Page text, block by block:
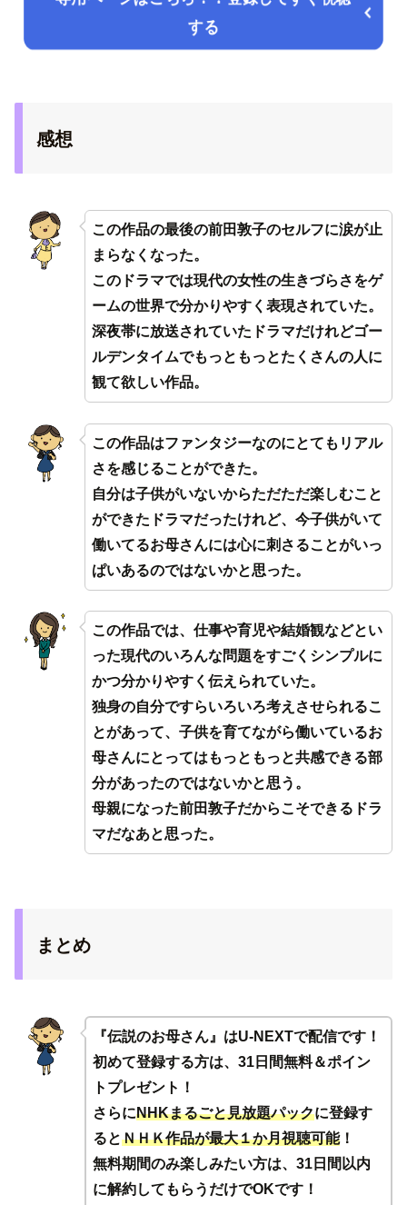
する
感想
この作品の最後の前田敦子のセルフに涙が止
まらなくなった。
このドラマでは現代の女性の生きづらさをゲ
ームの世界で分かりやすく表現されていた。
深夜帯に放送されていたドラマだけれどゴー
ルデンタイムでもっともっとたくさんの人に
観て欲しい作品。
この作品はファンタジーなのにとてもリアル
さを感じることができた。
自分は子供がいないからただただ楽しむこと
ができたドラマだったけれど、今子供がいて
働いてるお母さんには心に刺さることがいっ
ぱいあるのではないかと思った。
この作品では、仕事や育児や結婚観などとい
った現代のいろんな問題をすごくシンプルに
かつ分かりやすく伝えられていた。
独身の自分ですらいろいろ考えさせられるこ
とがあって、子供を育てながら働いているお
母さんにとってはもっともっと共感できる部
分があったのではないかと思う。
母親になった前田敦子だからこそできるドラ
マだなあと思った。
まとめ
『伝説のお母さん』はU-NEXTで配信です！
初めて登録する方は、 31日間無料＆ポイン
トプレゼント ！
さらにNHKまるごと見放題パックに登録す
るとＮＨＫ作品が最大１か月視聴可能！
無料期間のみ楽しみたい方は、31日間以内
に解約してもらうだけでOKです！